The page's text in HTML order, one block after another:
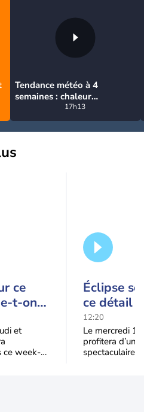
Tendance météo à 4
semaines : chaleur
prédominante jusqu'en
septembre
17h13
ce
t-on
?
et
ce week-
Éclipse
ce détail
spectacle
12:20
Le mercredi
profitera
spectaculaire,